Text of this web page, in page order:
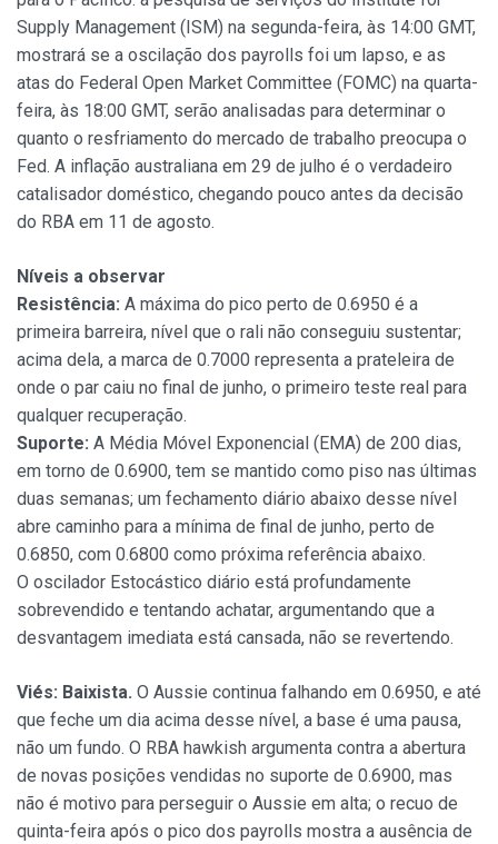
Supply Management (ISM) na segunda-feira, às 14:00 GMT,
mostrará se a oscilação dos payrolls foi um lapso, e as
atas do Federal Open Market Committee (FOMC) na quarta-
feira, às 18:00 GMT, serão analisadas para determinar o
quanto o resfriamento do mercado de trabalho preocupa o
Fed. A inflação australiana em 29 de julho é o verdadeiro
catalisador doméstico, chegando pouco antes da decisão
do RBA em 11 de agosto.
Níveis a observar
Resistência: A máxima do pico perto de 0.6950 é a
primeira barreira, nível que o rali não conseguiu sustentar;
acima dela, a marca de 0.7000 representa a prateleira de
onde o par caiu no final de junho, o primeiro teste real para
qualquer recuperação.
Suporte: A Média Móvel Exponencial (EMA) de 200 dias,
em torno de 0.6900, tem se mantido como piso nas últimas
duas semanas; um fechamento diário abaixo desse nível
abre caminho para a mínima de final de junho, perto de
0.6850, com 0.6800 como próxima referência abaixo.
O oscilador Estocástico diário está profundamente
sobrevendido e tentando achatar, argumentando que a
desvantagem imediata está cansada, não se revertendo.
Viés: Baixista. O Aussie continua falhando em 0.6950, e até
que feche um dia acima desse nível, a base é uma pausa,
não um fundo. O RBA hawkish argumenta contra a abertura
de novas posições vendidas no suporte de 0.6900, mas
não é motivo para perseguir o Aussie em alta; o recuo de
quinta-feira após o pico dos payrolls mostra a ausência de